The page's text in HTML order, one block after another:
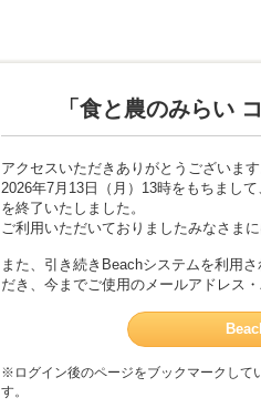
「食と農のみらい
アクセスいただきありがとうございます
2026年7月13日（月）13時をもちまし
を終了いたしました。
ご利用いただいておりましたみなさま
また、引き続きBeachシステムを利用
だき、今までご使用のメールアドレス
※ログイン後のページをブックマークして
す。